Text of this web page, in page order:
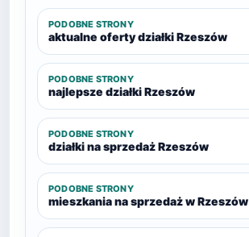
PODOBNE STRONY
aktualne oferty działki Rzeszów
PODOBNE STRONY
najlepsze działki Rzeszów
PODOBNE STRONY
działki na sprzedaż Rzeszów
PODOBNE STRONY
mieszkania na sprzedaż w Rzeszów